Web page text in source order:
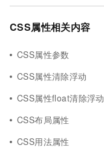
CSS属性相关内容
CSS属性参数
CSS属性清除浮动
CSS属性float清除浮动
CSS布局属性
CSS用法属性